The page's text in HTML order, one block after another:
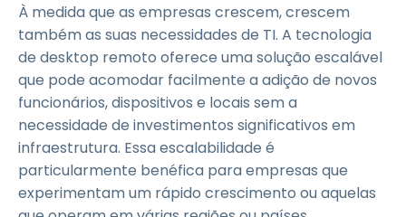
À medida que as empresas crescem, crescem
também as suas necessidades de TI. A tecnologia
de desktop remoto oferece uma solução escalável
que pode acomodar facilmente a adição de novos
funcionários, dispositivos e locais sem a
necessidade de investimentos significativos em
infraestrutura. Essa escalabilidade é
particularmente benéfica para empresas que
experimentam um rápido crescimento ou aquelas